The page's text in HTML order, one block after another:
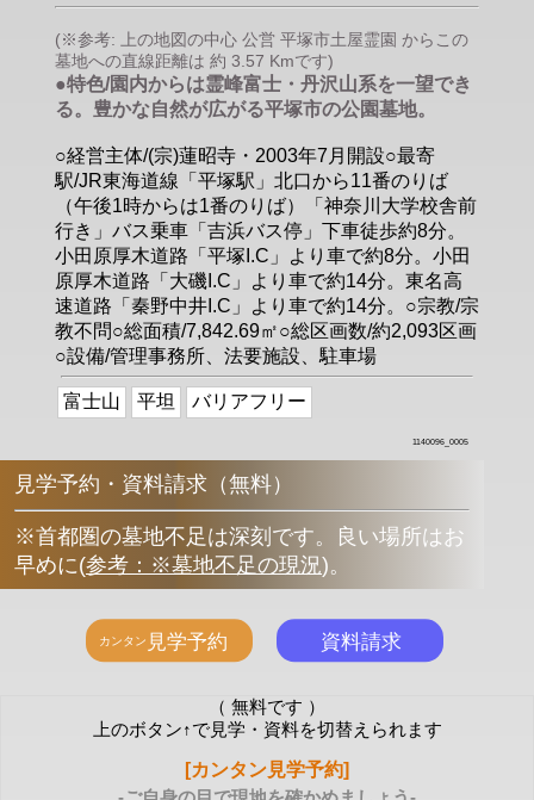
(※参考: 上の地図の中心 公営 平塚市土屋霊園 からこの
墓地への直線距離は 約 3.57 Kmです)
●特色/園内からは霊峰富士・丹沢山系を一望でき
る。豊かな自然が広がる平塚市の公園墓地。
○経営主体/(宗)蓮昭寺・2003年7月開設○最寄
駅/JR東海道線「平塚駅」北口から11番のりば
（午後1時からは1番のりば）「神奈川大学校舎前
行き」バス乗車「吉浜バス停」下車徒歩約8分。
小田原厚木道路「平塚I.C」より車で約8分。小田
原厚木道路「大磯I.C」より車で約14分。東名高
速道路「秦野中井I.C」より車で約14分。○宗教/宗
教不問○総面積/7,842.69㎡○総区画数/約2,093区画
○設備/管理事務所、法要施設、駐車場
富士山 平坦 バリアフリー
1140096_0005
見学予約・資料請求（無料）
※首都圏の墓地不足は深刻です。良い場所はお
早めに(参考：※墓地不足の現況)。
（ 無料です ）
上のボタン↑で見学・資料を切替えられます
[カンタン見学予約]